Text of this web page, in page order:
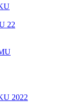
22
2022